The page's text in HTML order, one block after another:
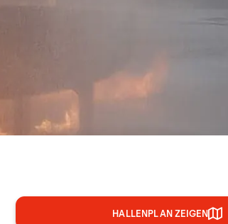
HALLENPLAN ZEIGEN